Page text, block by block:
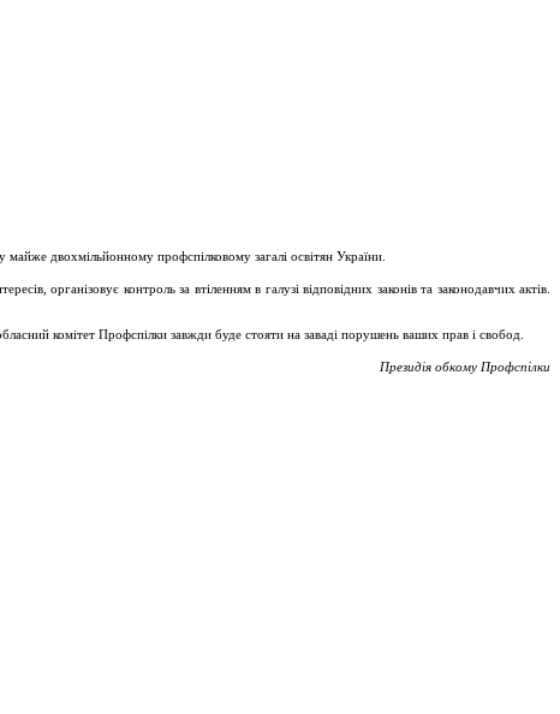
майже двохмільйонному профспілковому загалі освітян України.
організовує контроль за втіленням в галузі відповідних законів та законодавчих актів.
комітет Профспілки завжди буде стояти на заваді порушень ваших прав і свобод.
Президія обкому Профспілки